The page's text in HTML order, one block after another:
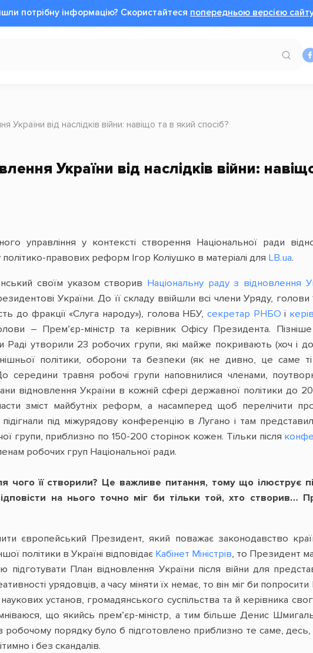
потрібну інформацію? Cкористайтеся попередньою версією сайту
України від наслідків війни: навіщо та в який спосіб?
України від наслідків війни:
управління у контексті створення Національної ради
правових реформ Ігор Коліушко в матеріалі для LB.ua.
своїм указом створив Національну раду з відновлення
України. До її складу ввійшли всі члени Уряду, голови
до фракції «Слуга народу»), голова НБУ, секретар РНБО і
– Прем’єр-міністр та керівник Офісу Президента.
Раді утворили 23 робочих групи, які майже покривають (хоч і
політики, оборони та безпеки (як не дивно, це саме
середини травня робочі групи наповнилися членами,
відновлення України в кожній сфері державної політики до
зміст майбутніх реформ, а насамперед щоб перелічити
підігнали під міжурядову конференцію в Лугано і там
групи, приблизно по 150-200 сторінок кожен. Тільки після
робочих груп Національної ради.
чого її створили? Це важливе питання, тому що ілюструє
на нього точно міг би тільки той, хто створив…
європейський Президент, який поважає законодавство
політики в Україні відповідає Кабінет Міністрів, то Президент
підготувати План відновлення України після війни для
урядовців, а часу міняти їх немає, то він міг би
установ, громадянського суспільства та й керівника
що якийсь прем’єр-міністр, а тим більше Денис
в робочому порядку було б підготовлено приблизно те саме,
і без скандалів.